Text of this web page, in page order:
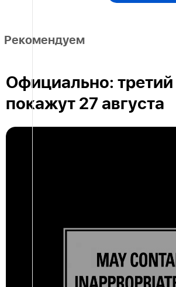
Рекомендуем
Официально: третий
покажут 27 августа